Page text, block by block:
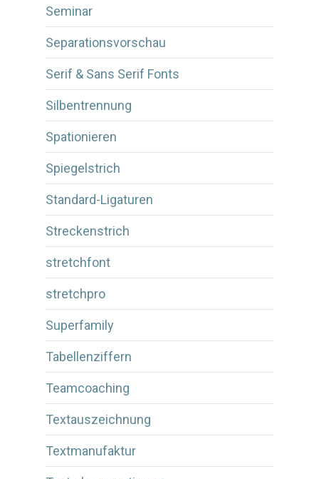
Seminar
Separationsvorschau
Serif & Sans Serif Fonts
Silbentrennung
Spationieren
Spiegelstrich
Standard-Ligaturen
Streckenstrich
stretchfont
stretchpro
Superfamily
Tabellenziffern
Teamcoaching
Textauszeichnung
Textmanufaktur